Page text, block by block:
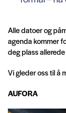
Alle datoer og
agenda kommer
deg plass
Vi gleder oss til å
AUFORA